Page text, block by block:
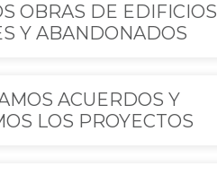
OBRAS DE EDIFICIOS
Y ABANDONADOS
ACUERDOS Y
LOS PROYECTOS